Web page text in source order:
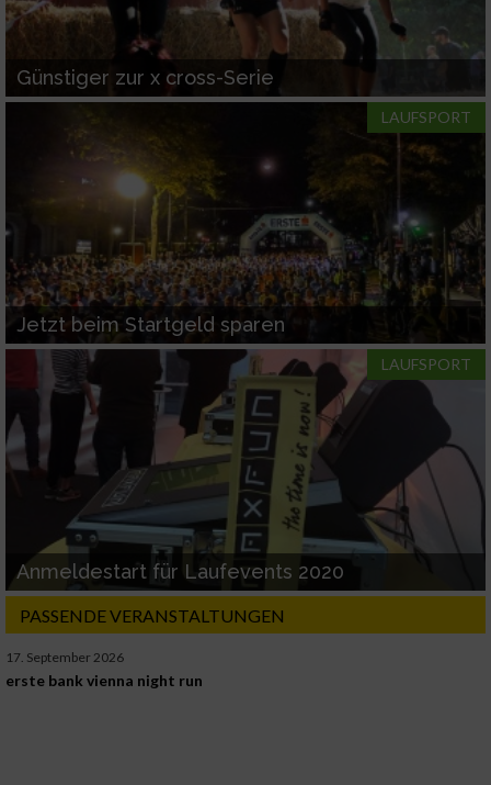
Günstiger zur x cross-Serie
LAUFSPORT
Jetzt beim Startgeld sparen
LAUFSPORT
Anmeldestart für Laufevents 2020
PASSENDE VERANSTALTUNGEN
17. September 2026
erste bank vienna night run